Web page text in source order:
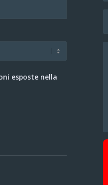
esposte nella